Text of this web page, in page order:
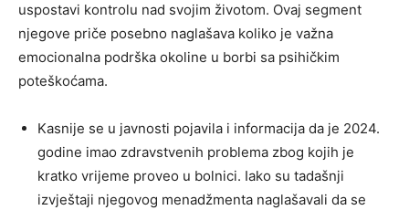
uspostavi kontrolu nad svojim životom. Ovaj segment
njegove priče posebno naglašava koliko je važna
emocionalna podrška okoline u borbi sa psihičkim
poteškoćama.
Kasnije se u javnosti pojavila i informacija da je 2024.
godine imao zdravstvenih problema zbog kojih je
kratko vrijeme proveo u bolnici. Iako su tadašnji
izvještaji njegovog menadžmenta naglašavali da se